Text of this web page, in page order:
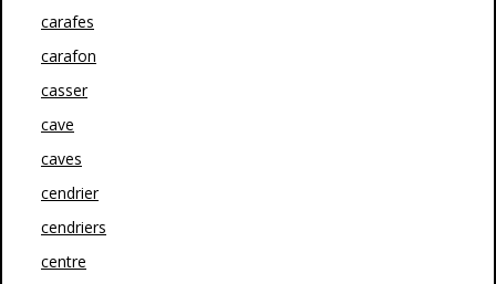
carafes
carafon
casser
cave
caves
cendrier
cendriers
centre